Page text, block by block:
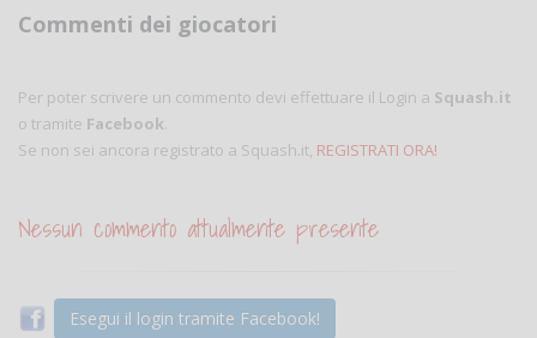
Commenti dei giocatori
Per poter scrivere un commento devi effettuare il Login a Squash.it
o tramite Facebook.
Se non sei ancora registrato a Squash.it, REGISTRATI ORA!
Nessun commento attualmente presente
Esegui il login tramite Facebook!